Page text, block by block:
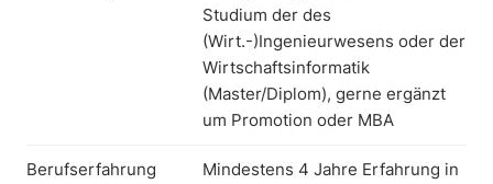
Studium der des
(Wirt.-)Ingenieurwesens oder der
Wirtschaftsinformatik
(Master/Diplom), gerne ergänzt
um Promotion oder MBA
Berufserfahrung
Mindestens 4 Jahre Erfahrung in